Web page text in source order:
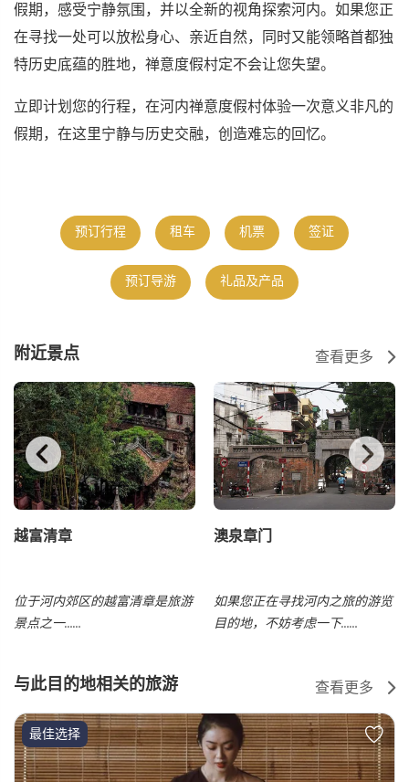
假期，感受宁静氛围，并以全新的视角探索河内。如果您正
在寻找一处可以放松身心、亲近自然，同时又能领略首都独
特历史底蕴的胜地，禅意度假村定不会让您失望。
立即计划您的行程，在河内禅意度假村体验一次意义非凡的
假期，在这里宁静与历史交融，创造难忘的回忆。
预订行程 租车 机票 签证
预订导游 礼品及产品
附近景点 查看更多
越富清章
位于河内郊区的越富清章是旅游
景点之一……
澳泉章门
如果您正在寻找河内之旅的游览
目的地，不妨考虑一下……
与此目的地相关的旅游 查看更多
最佳选择